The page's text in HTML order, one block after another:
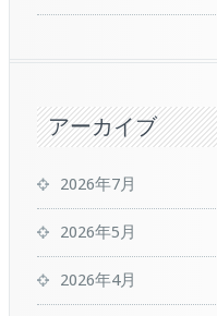
アーカイブ
2026年7月
2026年5月
2026年4月